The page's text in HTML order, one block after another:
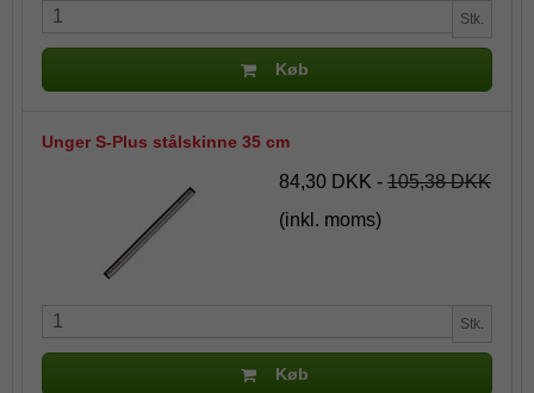
Stk.
Køb
Unger S-Plus stålskinne 35 cm
84,30 DKK - 105,38 DKK
(inkl. moms)
Stk.
Køb